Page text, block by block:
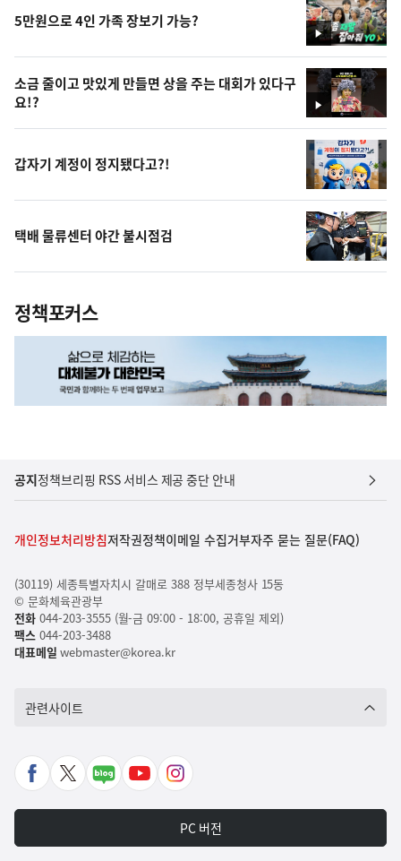
영
상
5만원으로 4인 가족 장보기 가능?
영
상
소금 줄이고 맛있게 만들면 상을 주는 대회가 있다구
요!?
갑자기 계정이 정지됐다고?!
택배 물류센터 야간 불시점검
정책포커스
공지정책브리핑 RSS 서비스 제공 중단 안내
개인정보처리방침저작권정책이메일 수집거부자주 묻는 질문(FAQ)
(30119) 세종특별자치시 갈매로 388 정부세종청사 15동
© 문화체육관광부
전화044-203-3555 (월-금 09:00 - 18:00, 공휴일 제외)
팩스044-203-3488
대표메일 webmaster@korea.kr
관련사이트
페
북
X
가
네
포
유
바
인
타
그
PC 버전